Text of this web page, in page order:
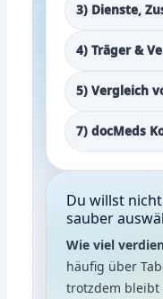
3) Dienste,
4) Träger &
5) Vergleich
7) docMeds
Du willst
sauber
Wie viel
häufig über
trotzdem bleibt